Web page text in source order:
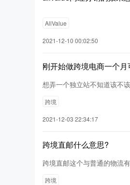
AllValue
2021-12-10 00:02:50
刚开始做跨境电商一个
想弄一个独立站不知道该不
跨境
2021-12-03 22:34:17
跨境直邮什么意思?
跨境直邮这个与普通的物流
跨境